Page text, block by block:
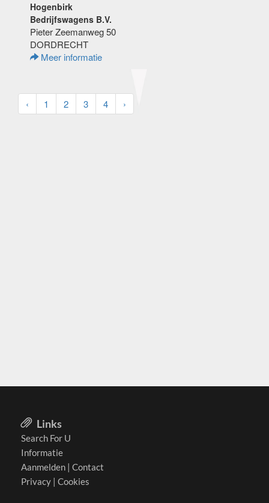
Hogenbirk
Bedrijfswagens B.V.
Pieter Zeemanweg 50
DORDRECHT
Meer informatie
‹ 1 2 3 4 ›
Links
Search For U
Informatie
Aanmelden | Contact
Privacy | Cookies